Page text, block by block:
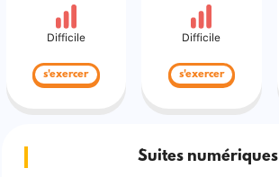
Difficile
s'exercer
Difficile
s'exercer
Suites numériques